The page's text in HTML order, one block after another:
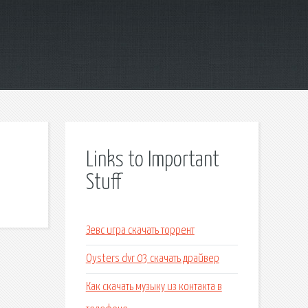
Links to Important
Stuff
Зевс игра скачать торрент
Oysters dvr 03 скачать драйвер
Как скачать музыку из контакта в